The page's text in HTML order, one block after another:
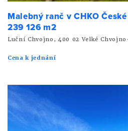
Malebný ranč v CHKO
239 126 m2
Luční Chvojno, 400 02 Velké
Cena k jednání